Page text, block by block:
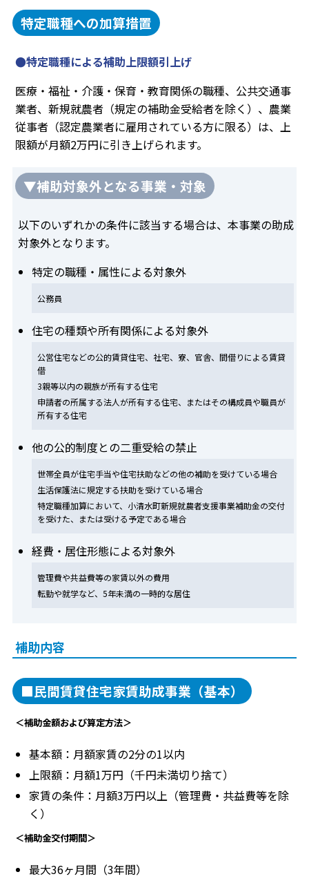
特定職種への加算措置
●特定職種による補助上限額引上げ
医療・福祉・介護・保育・教育関係の職種、公共交通事
業者、新規就農者（規定の補助金受給者を除く）、農業
従事者（認定農業者に雇用されている方に限る）は、上
限額が月額2万円に引き上げられます。
▼補助対象外となる事業・対象
以下のいずれかの条件に該当する場合は、本事業の助成
対象外となります。
特定の職種・属性による対象外
公務員
住宅の種類や所有関係による対象外
公営住宅などの公的賃貸住宅、社宅、寮、官舎、間借りによる賃貸
借
3親等以内の親族が所有する住宅
申請者の所属する法人が所有する住宅、またはその構成員や職員が
所有する住宅
他の公的制度との二重受給の禁止
世帯全員が住宅手当や住宅扶助などの他の補助を受けている場合
生活保護法に規定する扶助を受けている場合
特定職種加算において、小清水町新規就農者支援事業補助金の交付
を受けた、または受ける予定である場合
経費・居住形態による対象外
管理費や共益費等の家賃以外の費用
転勤や就学など、5年未満の一時的な居住
補助内容
■民間賃貸住宅家賃助成事業（基本）
＜補助金額および算定方法＞
基本額：月額家賃の2分の1以内
上限額：月額1万円（千円未満切り捨て）
家賃の条件：月額3万円以上（管理費・共益費等を除
く）
＜補助金交付期間＞
最大36ヶ月間（3年間）